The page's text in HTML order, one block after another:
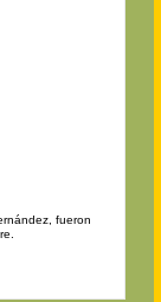
fueron